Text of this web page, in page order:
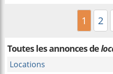
1 2
Toutes les annonces de
Locations